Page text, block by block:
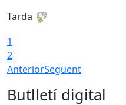
Tarda
1
2
AnteriorSegüent
Butlletí digital